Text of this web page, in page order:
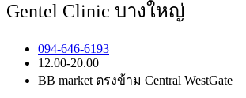
Gentel Clinic บางใหญ่
094-646-6193
12.00-20.00
BB market ตรงข้าม Central WestGate